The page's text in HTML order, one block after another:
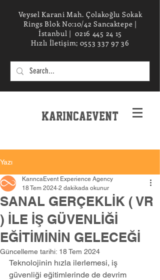
Veysel Karani Mah. Çolakoğlu Sokak
Rings Blok No:10/42 Sancaktepe |
İstanbul |0216 445 24 15
Hızlı İletişim; 0553 337 97 36
KarincaEvent
EXPERIENCe desIGN STUDIO
Yazı
SANAL GERÇEKLİK ( VR
) İLE İŞ GÜVENLİĞİ
EĞİTİMİNİN GELECEĞİ
KarıncaEvent Experience Agency
18 Tem 2024 2 dakikada okunur
Güncelleme tarihi: 18 Tem 2024
Teknolojinin hızla ilerlemesi, iş
güvenliği eğitimlerinde de devrim